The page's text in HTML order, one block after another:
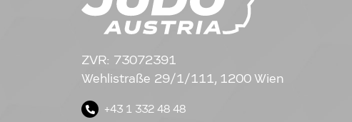
ZVR: 73072391
Wehlistraße 29/1/111, 1200 Wien
+43 1 332 48 48